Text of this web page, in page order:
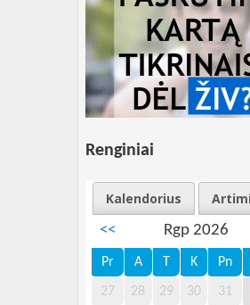
Renginiai
Kalendorius
<<
Rgp 2026
Pr A T K Pn
27 28 29 30 31